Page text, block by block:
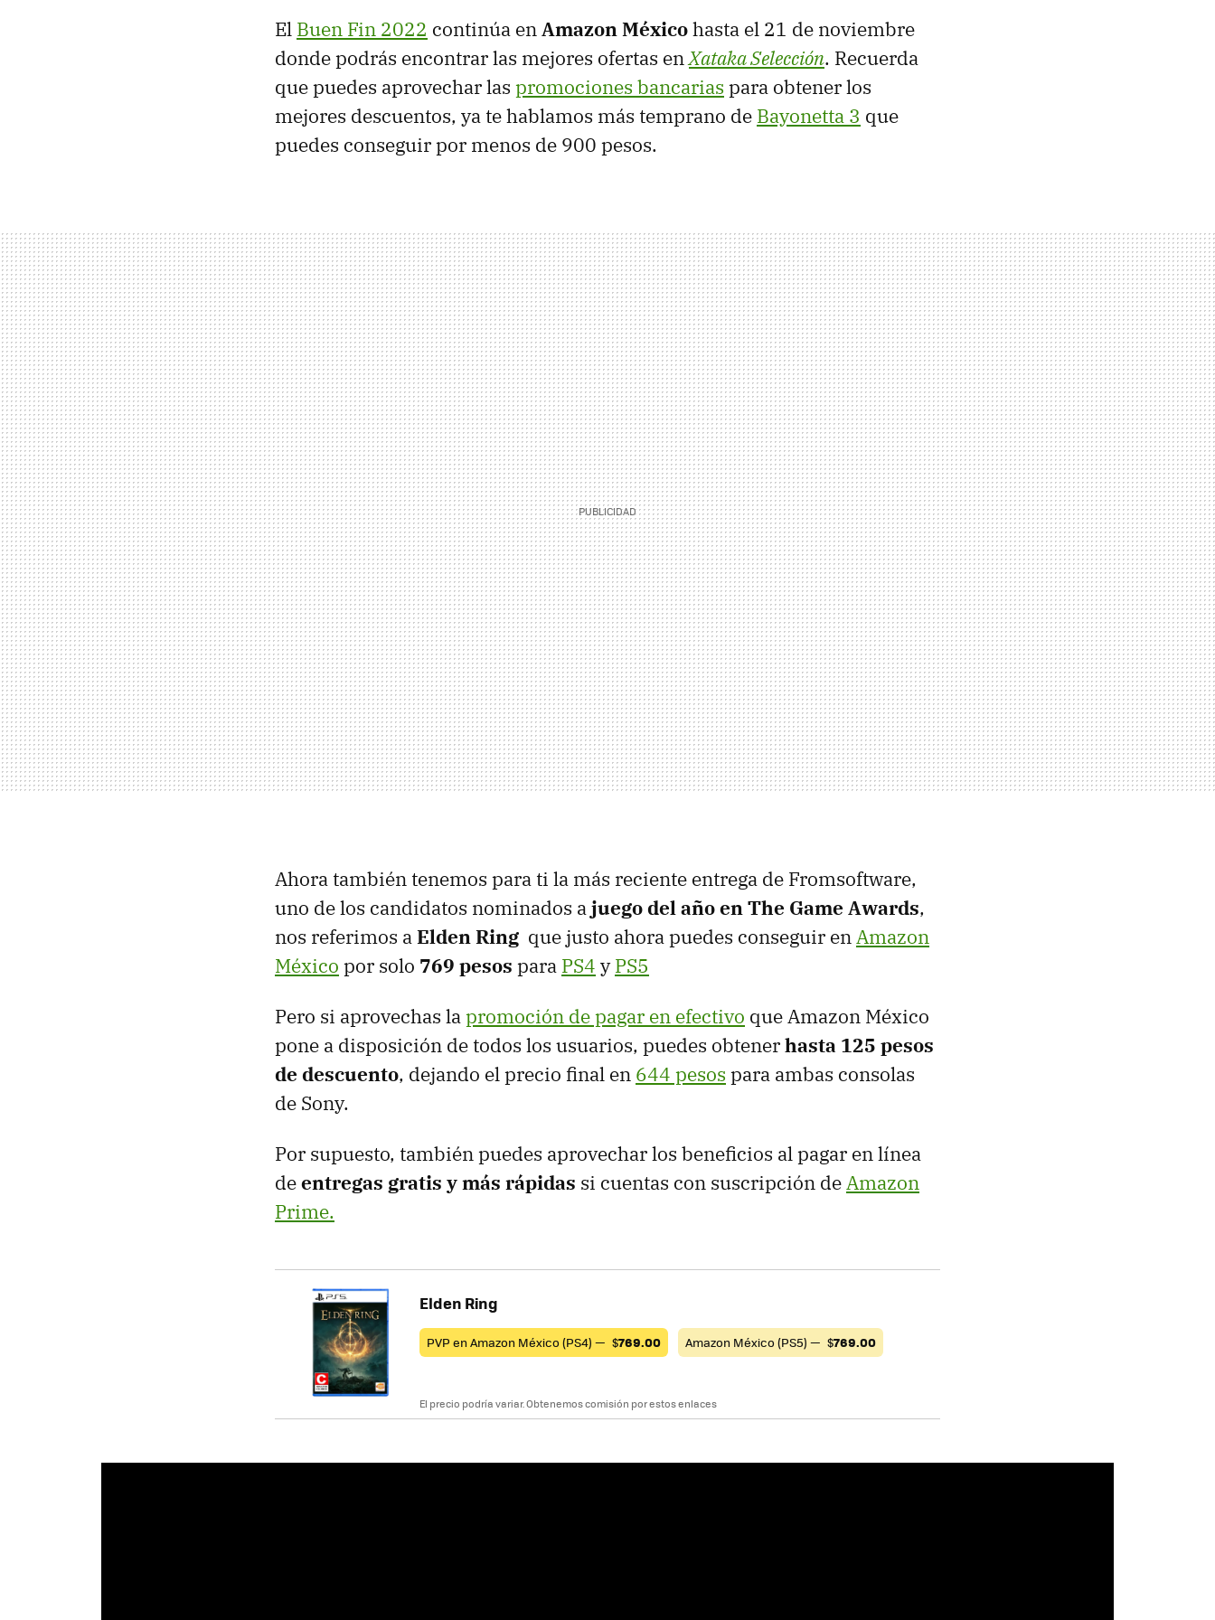
El Buen Fin 2022 continúa enAmazon Méxicohasta el 21 de noviembre
donde podrás encontrar las mejores ofertas enXataka Selección. Recuerda
que puedes aprovechar las promociones bancarias para obtener los
mejores descuentos, ya te hablamos más temprano de Bayonetta 3 que
puedes conseguir por menos de 900 pesos.
Ahora también tenemos para ti la más reciente entrega de Fromsoftware,
uno de los candidatos nominados ajuego del año en The Game Awards,
nos referimos aElden Ring que justo ahora puedes conseguir enAmazon
México por solo 769 pesos para PS4 yPS5
Pero si aprovechas lapromoción de pagar en efectivo que Amazon México
pone a disposición de todos los usuarios, puedes obtenerhasta 125 pesos
de descuento, dejando el precio final en 644 pesos para ambas consolas
de Sony.
Por supuesto, también puedes aprovechar los beneficios al pagar en línea
deentregas gratis y más rápidas si cuentas con suscripción deAmazon
Prime.
Elden Ring
PVP en Amazon México (PS4) — $769.00 Amazon México (PS5) — $769.00
El precio podría variar. Obtenemos comisión por estos enlaces